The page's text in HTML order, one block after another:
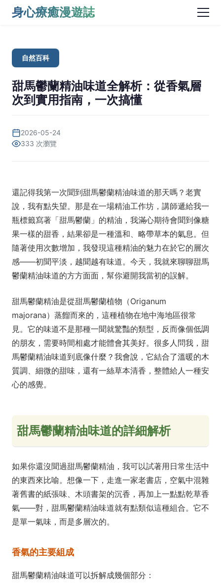
身心療癒漫遊誌
自然百科
甜馬鬱蘭精油味道全解析：從香氣層
次到實用指南，一次搞懂
2026-05-24
333 次瀏覽
還記得我第一次聞到甜馬鬱蘭精油味道的那天嗎？老實
說，我有點失望。那是在一場精油工作坊，講師遞給我一
瓶標籤寫著「甜馬鬱蘭」的精油，我滿心期待會聞到像糖
果一樣的甜香，結果卻是一種溫和、略帶草本的氣息。但
隨著使用次數增加，我發現這種精油的魅力在於它的層次
感——初聞平淡，越聞越有味道。今天，我就來聊聊甜馬
鬱蘭精油味道的方方面面，幫你避開我當初的誤解。
甜馬鬱蘭精油是從甜馬鬱蘭植物（Origanum
majorana）蒸餾而來的，這種植物在地中海地區很常
見。它的味道不是那種一聞就驚豔的類型，反而像個低調
的朋友，需要時間相處才能體會其美好。很多人問我，甜
馬鬱蘭精油味道到底像什麼？我會說，它結合了溫暖的木
質調、細微的甜味，還有一絲草本清香，整體給人一種安
心的感覺。
甜馬鬱蘭精油味道的詳細解析
如果你還沒聞過甜馬鬱蘭精油，我可以試著用日常生活中
的東西來比喻。想像一下，走進一家老書店，空氣中混雜
著舊書的紙張味、木頭書架的沉香，再加上一點點乾草香
氣——對，甜馬鬱蘭精油味道就有點類似這種組合。它不
是單一氣味，而是多層次的。
香氣的主要組成
甜馬鬱蘭精油味道可以拆解成幾個部分：